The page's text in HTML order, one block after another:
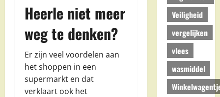
Heerle niet meer
weg te denken?
Er zijn veel voordelen aan
het shoppen in een
supermarkt en dat
verklaart ook het
Veiligheid
vergelijken
vlees
wasmiddel